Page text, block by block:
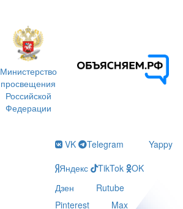
Министерство
просвещения
Российской
Федерации
VK Telegram
Yappy
Яндекс
TikTok
OK
Дзен
Rutube
Pinterest
Max